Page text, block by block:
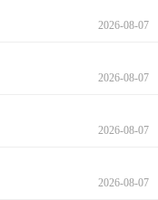
2026-08-07
2026-08-07
2026-08-07
2026-08-07